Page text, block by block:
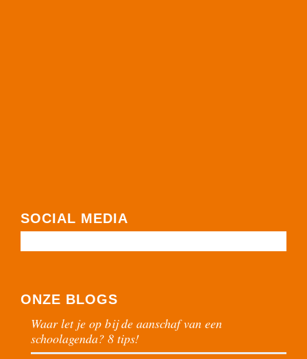
SOCIAL MEDIA
ONZE BLOGS
Waar let je op bij de aanschaf van een
schoolagenda? 8 tips!